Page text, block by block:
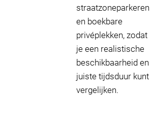
straatzoneparkeren
en boekbare
privéplekken, zodat
je een realistische
beschikbaarheid en
juiste tijdsduur kunt
vergelijken.